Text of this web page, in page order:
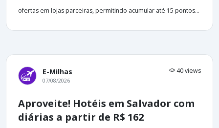
ofertas em lojas parceiras, permitindo acumular até 15 pontos...
E-Milhas 40 views
07/08/2026
Aproveite! Hotéis em Salvador com
diárias a partir de R$ 162